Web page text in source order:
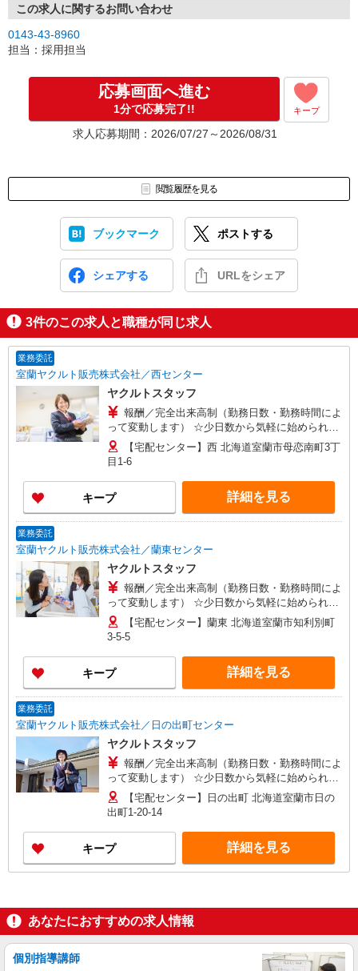
この求人に関するお問い合わせ
0143-43-8960
担当：採用担当
応募画面へ進む
1分で応募完了!! キープ
求人応募期間：2026/07/27～2026/08/31
閲覧履歴を見る
ブックマーク ポストする
シェアする URLをシェア
3件のこの求人と職種が同じ求人
業務委託
室蘭ヤクルト販売株式会社／西センター
ヤクルトスタッフ
報酬／完全出来高制（勤務日数・勤務時間によ
って変動します） ☆少日数から気軽に始められま
す！ ◎扶養の範囲を超えた高収入も応相談 平均月
収8万円 ※研修期間中は日当支払あり（4日間：
3,840円/日） 働ける時間や環境に合わせて最大限
に考慮します。 初めての方・少しでも不安のある
方、お気軽にお問い合わせください！
【宅配センター】西 北海道室蘭市母恋南町3丁
目1-6
キープ 詳細を見る
業務委託
室蘭ヤクルト販売株式会社／蘭東センター
ヤクルトスタッフ
報酬／完全出来高制（勤務日数・勤務時間によ
って変動します） ☆少日数から気軽に始められま
す！ ◎扶養の範囲を超えた高収入も応相談 平均月
収8万円 ※研修期間中は日当支払あり（4日間：
に考慮します。 初めての方・少しでも不安のある
方、お気軽にお問い合わせください！
【宅配センター】蘭東 北海道室蘭市知利別町
3-5-5
キープ 詳細を見る
業務委託
室蘭ヤクルト販売株式会社／日の出町センター
ヤクルトスタッフ
報酬／完全出来高制（勤務日数・勤務時間によ
って変動します） ☆少日数から気軽に始められま
す！ ◎扶養の範囲を超えた高収入も応相談 平均月
収8万円 ※研修期間中は日当支払あり（4日間：
3,840円/日） 働ける時間や環境に合わせて最大限
に考慮します。 初めての方・少しでも不安のある
方、お気軽にお問い合わせください！
【宅配センター】日の出町 北海道室蘭市日の
出町1-20-14
キープ 詳細を見る
あなたにおすすめの求人情報
個別指導講師